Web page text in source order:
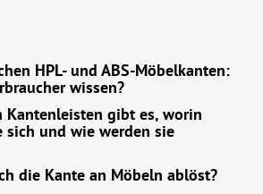
HPL- und ABS-Möbelkanten:
wissen?
Kantenleisten gibt es, worin
sich und wie werden sie
die Kante an Möbeln ablöst?